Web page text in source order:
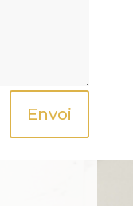
Envoi